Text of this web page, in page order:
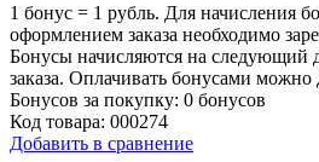
1 бонус = 1 рубль. Для начисления
оформлением заказа необходимо
Бонусы начисляются на следующий
заказа. Оплачивать бонусами
Бонусов за покупку: 0 бонусов
Код товара: 000274
Добавить в сравнение